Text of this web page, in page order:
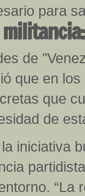
para
de
que en
que
de
iniciativa
“La